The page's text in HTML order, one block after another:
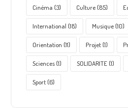
Cinéma (3) Culture(85)
International (18) Musique(10)
Orientation (11) Projet(1)
Sciences(1) SOLIDARITE(1)
Sport(6)